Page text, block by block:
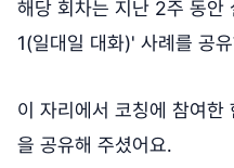
해당 회차는 지난 2주 동안
1(일대일 대화)' 사례를 공
이 자리에서 코칭에 참여한
을 공유해 주셨어요.